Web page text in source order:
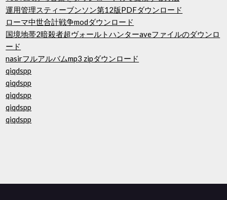
運用管理スティーブンソン第12版PDFダウンロード
ローマ中世合計戦争modダウンロード
国境地帯2暗殺者超ヴォールトハンターaveファイルのダウンロ
ード
nasirフルアルバムmp3 zipダウンロード
qiqdspp
qiqdspp
qiqdspp
qiqdspp
qiqdspp